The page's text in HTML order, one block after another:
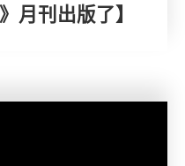
月刊出版了】